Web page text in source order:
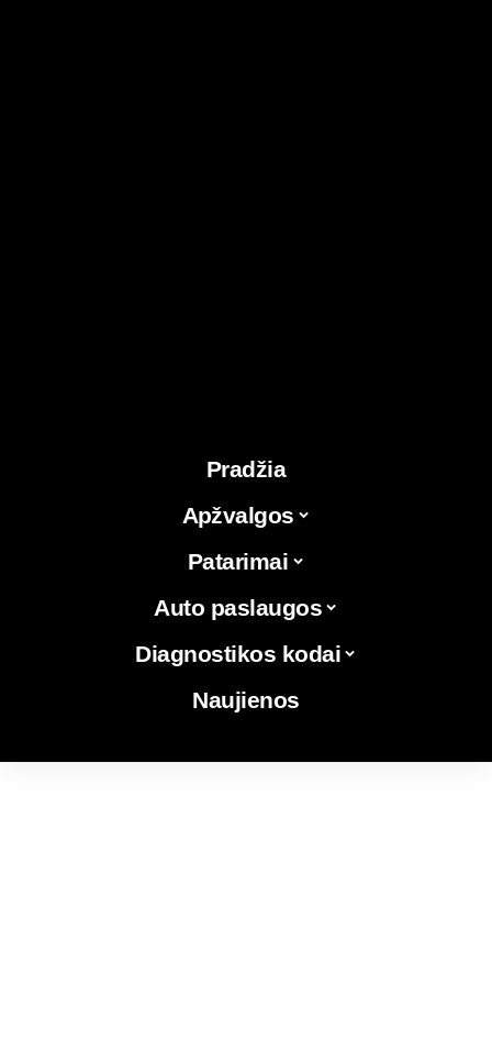
Pradžia
Apžvalgos
Patarimai
Auto paslaugos
Diagnostikos kodai
Naujienos